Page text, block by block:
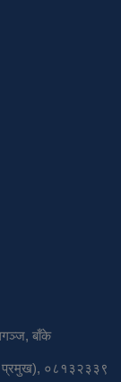
बाँके
प्रमुख), ०८१३२३३९